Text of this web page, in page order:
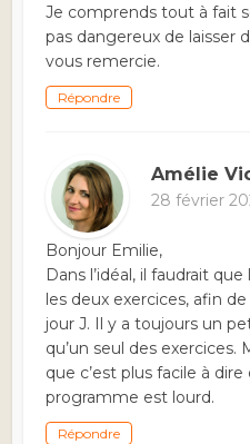
Je comprends tout à fait
pas dangereux de laisser
vous remercie.
Répondre
Amélie
28 février
Bonjour Emilie,
Dans l’idéal, il faudrait
les deux exercices, afin
jour J. Il y a toujours un
qu’un seul des exercices.
que c’est plus facile à dire
programme est lourd.
Répondre